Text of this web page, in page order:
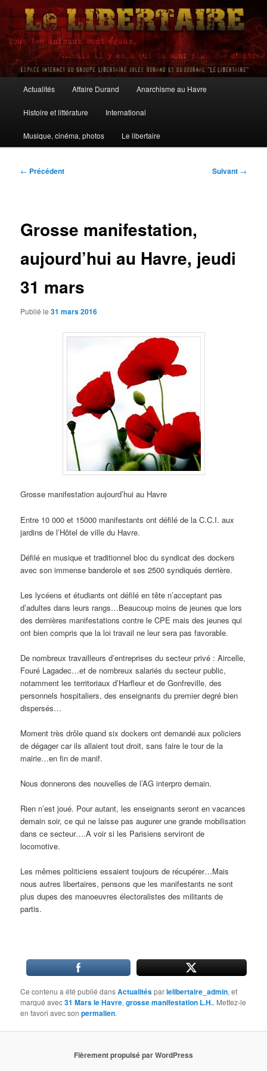
Aller
contenu
principalLe Libertaire
principal
Actualités Affaire Durand Anarchisme au Havre
Histoire et littérature International
Musique, cinéma, photos Le libertaire
Navigation
← Précédent Suivant →
Grosse manifestation,
aujourd’hui au Havre, jeudi
31 mars
Publié le31 mars 2016
Grosse manifestation aujourd’hui au Havre
Entre 10 000 et 15000 manifestants ont défilé de la C.C.I. aux
jardins de l’Hôtel de ville du Havre.
Défilé en musique et traditionnel bloc du syndicat des dockers
avec son immense banderole et ses 2500 syndiqués derrière.
Les lycéens et étudiants ont défilé en tête n’acceptant pas
d’adultes dans leurs rangs…Beaucoup moins de jeunes que lors
des dernières manifestations contre le CPE mais des jeunes qui
ont bien compris que la loi travail ne leur sera pas favorable.
De nombreux travailleurs d’entreprises du secteur privé : Aircelle,
Fouré Lagadec…et de nombreux salariés du secteur public,
notamment les territoriaux d’Harfleur et de Gonfreville, des
personnels hospitaliers, des enseignants du premier degré bien
dispersés…
Moment très drôle quand six dockers ont demandé aux policiers
de dégager car ils allaient tout droit, sans faire le tour de la
mairie…en fin de manif.
Nous donnerons des nouvelles de l’AG interpro demain.
Rien n’est joué. Pour autant, les enseignants seront en vacances
demain soir, ce qui ne laisse pas augurer une grande mobilisation
dans ce secteur….A voir si les Parisiens serviront de
locomotive.
Les mêmes politiciens essaient toujours de récupérer…Mais
nous autres libertaires, pensons que les manifestants ne sont
plus dupes des manoeuvres électoralistes des militants de
partis.
Ce contenu a été publié dansActualitésparlelibertaire_admin, et
marqué avec31 Mars le Havre,grosse manifestation L.H.. Mettez-le
en favori avec sonpermalien.
Fièrement propulsé par WordPress